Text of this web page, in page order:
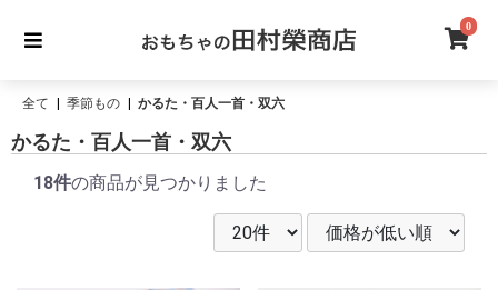
0
全て 季節もの かるた・百人一首・双六
かるた・百人一首・双六
18件の商品が見つかりました